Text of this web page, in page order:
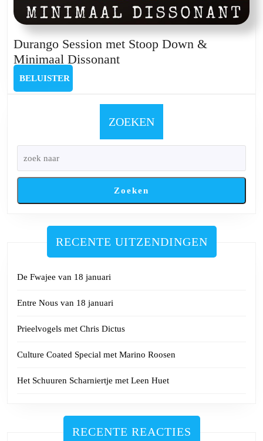
Durango Session met Stoop Down &
Minimaal DissonantDurango
Stoop
Down
Minimaal
BELUISTER
ZOEKEN
Zoeken
RECENTE UITZENDINGEN
De Fwajee van 18 januari
Entre Nous van 18 januari
Prieelvogels met Chris Dictus
Culture Coated Special met Marino Roosen
Het Schuuren Scharniertje met Leen Huet
RECENTE REACTIES